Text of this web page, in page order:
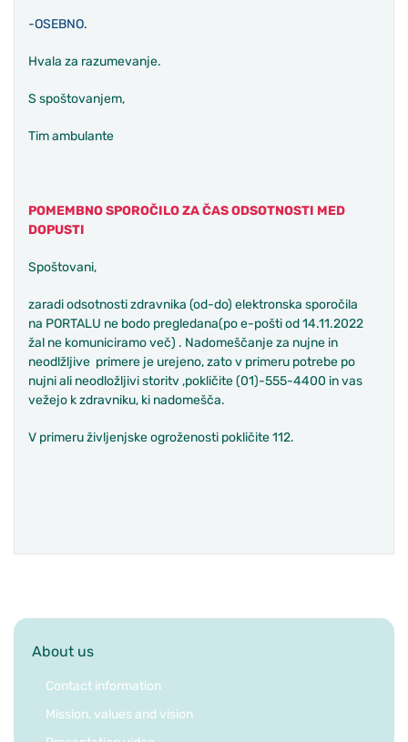
About us
Contact information
Mission, values and vision
-OSEBNO.
Hvala za razumevanje.
S spoštovanjem,
Tim ambulante
POMEMBNO SPOROČILO ZA ČAS ODSOTNOSTI MED
DOPUSTI
Spoštovani,
zaradi odsotnosti zdravnika (od-do) elektronska sporočila
na PORTALU ne bodo pregledana(po e-pošti od 14.11.2022
žal ne komuniciramo več) . Nadomeščanje za nujne in
neodlžljive primere je urejeno, zato v primeru potrebe po
nujni ali neodložljivi storitv ,pokličite (01)-555-4400 in vas
vežejo k zdravniku, ki nadomešča.
V primeru življenjske ogroženosti pokličite 112.